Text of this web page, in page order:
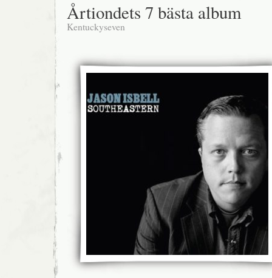
Årtiondets 7 bästa album
Kentuckyseven